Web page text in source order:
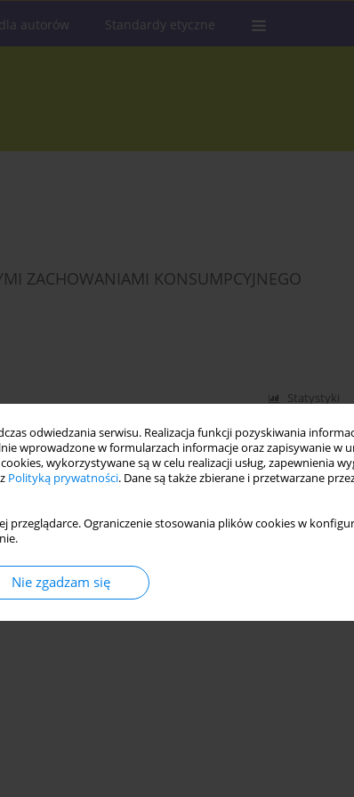
odwiedzania serwisu. Realizacja funkcji pozyskiwania
wprowadzone w formularzach informacje oraz zapisywanie w
wykorzystywane są w celu realizacji usług, zapewnienia
Polityką prywatności. Dane są także zbierane i przetwarzane
przeglądarce. Ograniczenie stosowania plików cookies w
Nie zgadzam się
autorów Standardy etyczne
ZACHOWANIAMI KONSUMPCYJNEGO
Statystyki